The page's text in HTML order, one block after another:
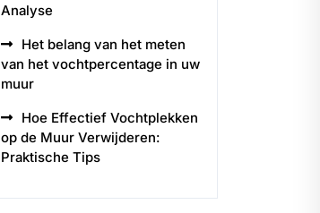
Analyse
Het belang van het meten
van het vochtpercentage in uw
muur
Hoe Effectief Vochtplekken
op de Muur Verwijderen:
Praktische Tips